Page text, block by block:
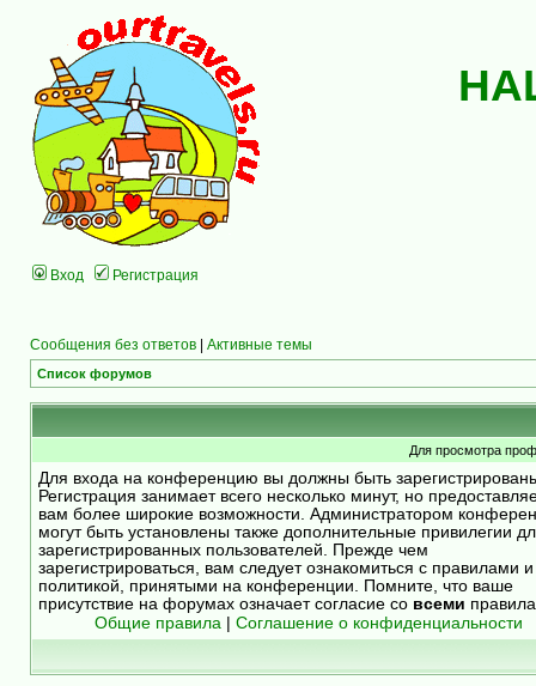
Вход Регистрация
Сообщения без ответов | Активные темы
Список форумов
Для просмотра
Для входа на конференцию вы должны быть
Регистрация занимает всего несколько минут, но
вам более широкие возможности. Администратором
могут быть установлены также дополнительные привилегии
зарегистрированных пользователей. Прежде чем
зарегистрироваться, вам следует ознакомиться с правилами и
политикой, принятыми на конференции. Помните, что ваше
присутствие на форумах означает согласие со всеми
Общие правила
Соглашение о конфиденциальности